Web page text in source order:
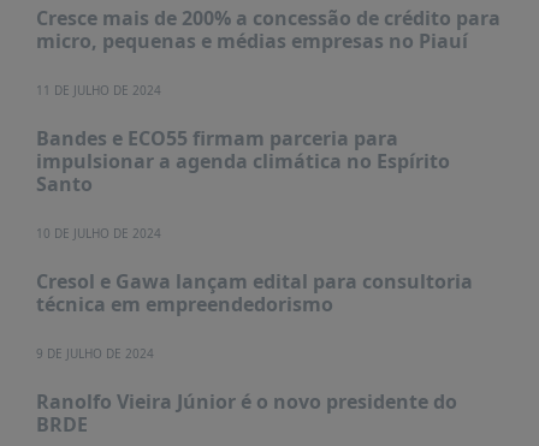
LIVROS
PRÊMIO
ABDE-
BID
PRÊMIO
DE
JORNALISMO
SABER
CONTATO
Cresce mais de 200% a concessão de crédito para
micro, pequenas e médias empresas no Piauí
11 DE JULHO DE 2024
Bandes e ECO55 firmam parceria para
impulsionar a agenda climática no Espírito
Santo
10 DE JULHO DE 2024
Cresol e Gawa lançam edital para consultoria
técnica em empreendedorismo
9 DE JULHO DE 2024
Ranolfo Vieira Júnior é o novo presidente do
BRDE